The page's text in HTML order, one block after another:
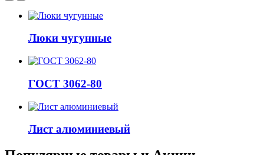
Люки чугунные
ГОСТ 3062-80
Лист алюминиевый